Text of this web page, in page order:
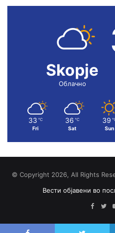
Skopje
Облачно
33 ℃
Fri
36 ℃
Sat
39
Sun
© Copyright 2026, All Rights
Вести објавени во